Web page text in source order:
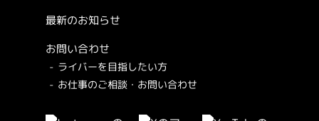
最新のお知らせ
お問い合わせ
ライバーを目指したい方
お仕事のご相談・お問い合わせ